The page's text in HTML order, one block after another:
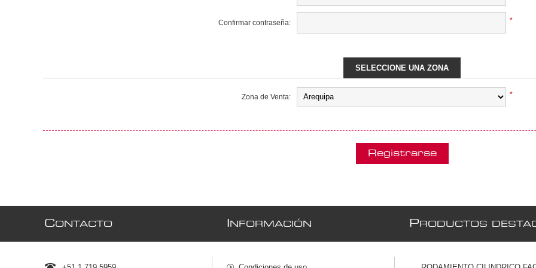
Confirmar contraseña: *
SELECCIONE UNA ZONA
Zona de Venta: *
CONTACTO NFORMACIÓN PRODUCTOS